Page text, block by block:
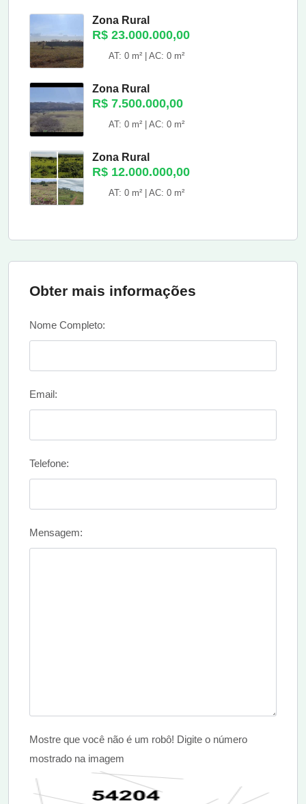
Zona Rural
R$ 23.000.000,00
AT: 0 m² | AC: 0 m²
Zona Rural
R$ 7.500.000,00
AT: 0 m² | AC: 0 m²
Zona Rural
R$ 12.000.000,00
AT: 0 m² | AC: 0 m²
Obter mais informações
Nome Completo:
Email:
Telefone:
Mensagem:
Mostre que você não é um robô! Digite o número
mostrado na imagem